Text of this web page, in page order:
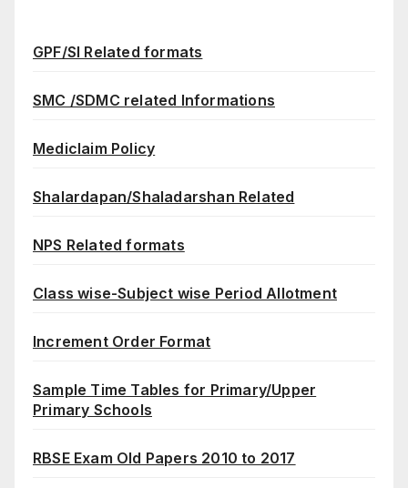
GPF/SI Related formats
SMC /SDMC related Informations
Mediclaim Policy
Shalardapan/Shaladarshan Related
NPS Related formats
Class wise-Subject wise Period Allotment
Increment Order Format
Sample Time Tables for Primary/Upper
Primary Schools
RBSE Exam Old Papers 2010 to 2017